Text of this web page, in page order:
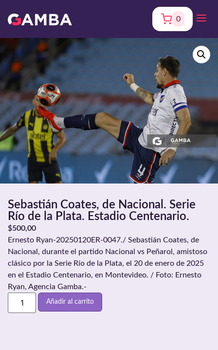
0
Sebastián Coates, de Nacional. Serie
Río de la Plata. Estadio Centenario.
$500,00
Ernesto Ryan-20250120ER-0047./ Sebastián Coates, de
Nacional, durante el partido Nacional vs Peñarol, amistoso
clásico por la Serie Río de la Plata, el 20 de enero de 2025
en el Estadio Centenario, en Montevideo. / Foto: Ernesto
Ryan, Agencia Gamba.-
Añadir al carrito